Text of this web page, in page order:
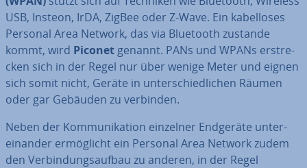
USB, Insteon, IrDA, ZigBee oder Z-Wave. Ein ka­bel­lo­ses
Personal Area Network, das via Bluetooth zustande
kommt, wird Piconet genannt. PANs und WPANs er­stre­
cken sich in der Regel nur über wenige Meter und eignen
sich somit nicht, Geräte in un­ter­schied­li­chen Räumen
oder gar Gebäuden zu verbinden.
Neben der Kom­mu­ni­ka­ti­on einzelner Endgeräte un­ter­
ein­an­der er­mög­licht ein Personal Area Network zudem
den Ver­bin­dungs­auf­bau zu anderen, in der Regel